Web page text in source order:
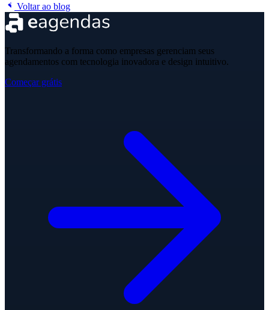
Voltar ao blog
Transformando a forma como empresas gerenciam seus
agendamentos com tecnologia inovadora e design intuitivo.
Começar grátis